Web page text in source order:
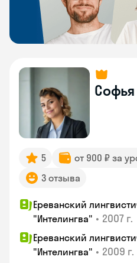
Софья
5 от 900 ₽ за
3 отзыва
Ереванский
"Интелингва" • 2007 г.
Ереванский
"Интелингва" • 2009 г.